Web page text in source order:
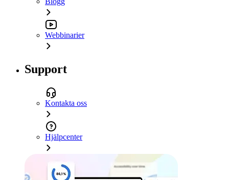
Webbinarier
Support
Kontakta oss
Hjälpcenter